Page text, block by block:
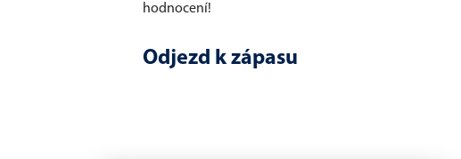
hodnocení!
Odjezd k zápasu